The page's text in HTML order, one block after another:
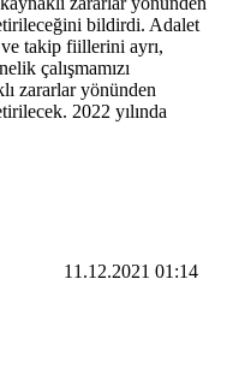
bildirdi. Adalet
takip fiillerini ayrı,
çalışmamızı
zararlar yönünden
2022 yılında
11.12.2021 01:14